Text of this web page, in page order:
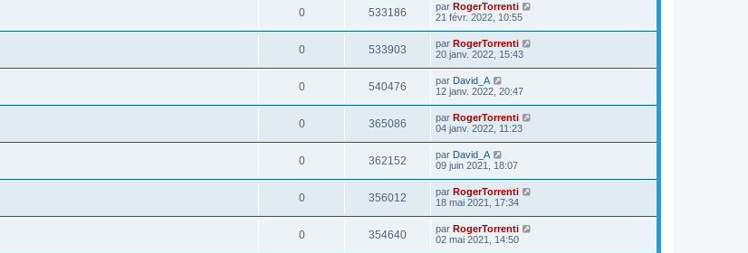
0 533186 par RogerTorrenti
21 févr. 2022, 10:55
0 533903 par RogerTorrenti
20 janv. 2022, 15:43
0 540476 par David_A
12 janv. 2022, 20:47
0 365086 par RogerTorrenti
04 janv. 2022, 11:23
0 362152 par David_A
09 juin 2021, 18:07
0 356012 par RogerTorrenti
18 mai 2021, 17:34
0 354640 par RogerTorrenti
02 mai 2021, 14:50